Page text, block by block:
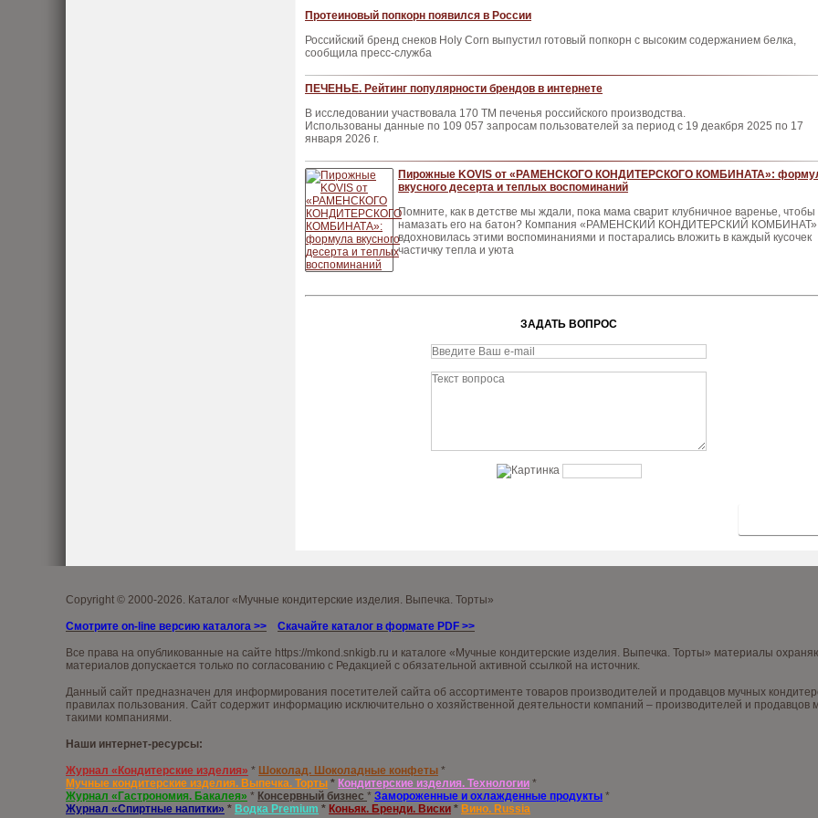
Протеиновый попкорн появился в России
Российский бренд снеков Holy Corn выпустил готовый попкорн с высоким содержанием белка,
сообщила пресс-служба
ПЕЧЕНЬЕ. Рейтинг популярности брендов в интернете
В исследовании участвовала 170 ТМ печенья российского производства.
Использованы данные по 109 057 запросам пользователей за период с 19 деакбря 2025 по 17
января 2026 г.
Пирожные KOVIS от «РАМЕНСКОГО КОНДИТЕРСКОГО КОМБИНАТА»:
вкусного десерта и теплых воспоминаний
Помните, как в детстве мы ждали, пока мама сварит клубничное варенье, чтобы
намазать его на батон? Компания «РАМЕНСКИЙ КОНДИТЕРСКИЙ КОМБИНАТ»
вдохновилась этими воспоминаниями и постарались вложить в каждый кусочек
частичку тепла и уюта
ЗАДАТЬ ВОПРОС
Copyright © 2000-2026. Каталог «Мучные кондитерские изделия. Выпечка. Торты»
Смотрите on-line версию каталога >> Скачайте каталог в формате PDF >>
Все права на опубликованные на сайте https://mkond.snkigb.ru и каталоге «Мучные кондитерские изделия. Выпечка. Торты» материалы
материалов допускается только по согласованию с Редакцией с обязательной активной ссылкой на источник.
Данный сайт предназначен для информирования посетителей сайта об ассортименте товаров производителей и продавцов мучных
правилах пользования. Сайт содержит информацию исключительно о хозяйственной деятельности компаний – производителей и
такими компаниями.
Наши интернет-ресурсы:
Журнал «Кондитерские изделия» * Шоколад. Шоколадные конфеты *
Мучные кондитерские изделия. Выпечка. Торты * Кондитерские изделия. Технологии *
Журнал «Гастрономия. Бакалея» * Консервный бизнес * Замороженные и охлажденные продукты *
Журнал «Спиртные напитки» * Водка Premium * Коньяк. Бренди. Виски * Вино. Russia